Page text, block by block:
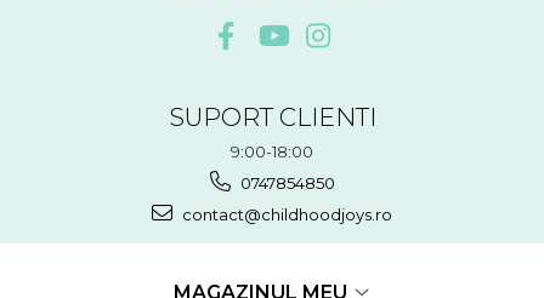
SUPORT CLIENTI
9:00-18:00
0747854850
contact@childhoodjoys.ro
MAGAZINUL MEU